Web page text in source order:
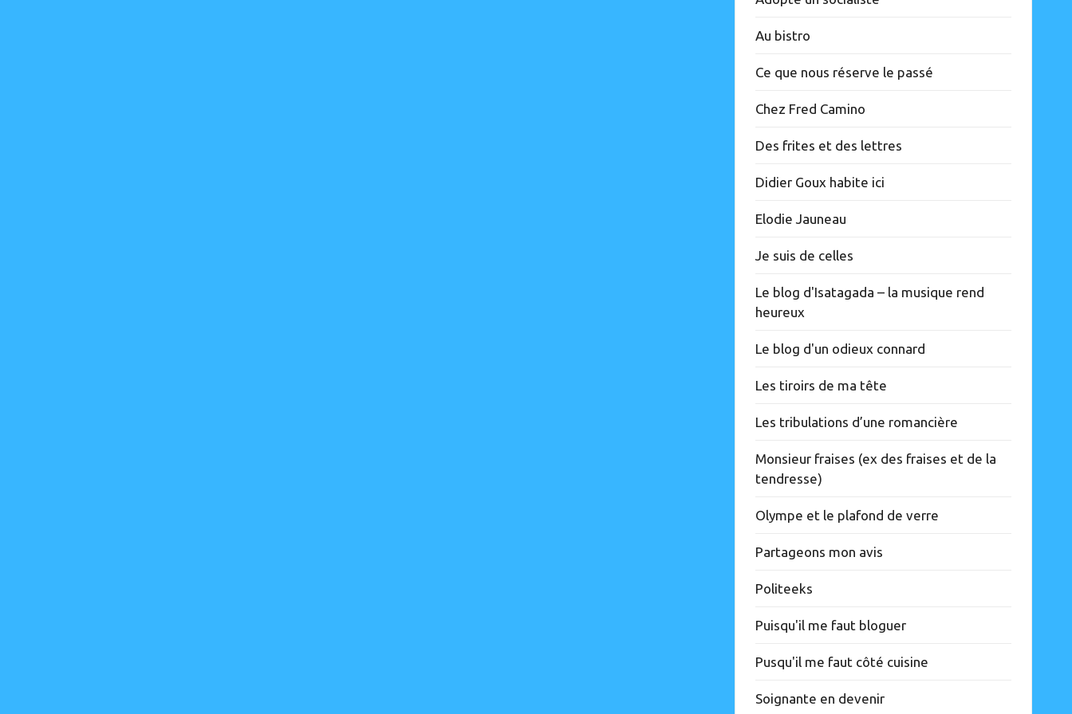
Au bistro
Ce que nous réserve le passé
Chez Fred Camino
Des frites et des lettres
Didier Goux habite ici
Elodie Jauneau
Je suis de celles
Le blog d'Isatagada – la musique rend
heureux
Le blog d'un odieux connard
Les tiroirs de ma tête
Les tribulations d’une romancière
Monsieur fraises (ex des fraises et de la
tendresse)
Olympe et le plafond de verre
Partageons mon avis
Politeeks
Puisqu'il me faut bloguer
Pusqu'il me faut côté cuisine
Soignante en devenir